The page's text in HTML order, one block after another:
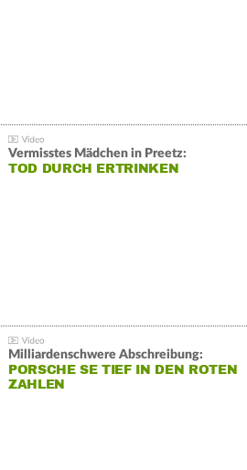
Vermisstes Mädchen in Preetz:
TOD DURCH ERTRINKEN
Milliardenschwere Abschreibung:
PORSCHE SE TIEF IN DEN ROTEN
ZAHLEN